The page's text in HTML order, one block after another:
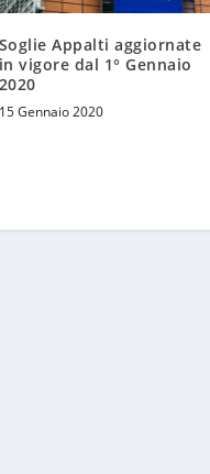
Soglie Appalti aggiornate
in vigore dal 1° Gennaio
2020
15 Gennaio 2020